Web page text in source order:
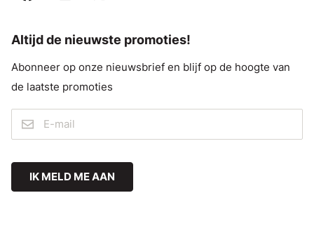
Altijd de nieuwste promoties!
Abonneer op onze nieuwsbrief en blijf op de hoogte van
de laatste promoties
IK MELD ME AAN